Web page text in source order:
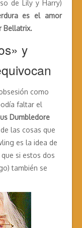
de Lily y Harry)
es el amor
Bellatrix.
y
como
faltar el
Dumbledore
las cosas que
es la idea de
que si estos dos
también se